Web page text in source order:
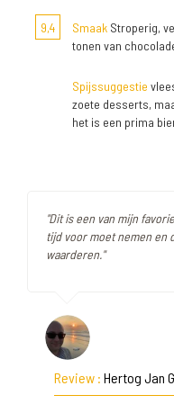
9,4 Smaak Stroperig,
tonen van
Spijssuggestie
zoete desserts,
het is een prima
"Dit is een van mijn
tijd voor moet nemen en
waarderen."
Review : Hertog Jan